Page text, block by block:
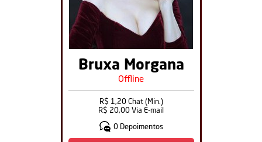
Bruxa Morgana
Offline
R$ 1,20 Chat (Min.)
R$ 20,00 Via E-mail
0 Depoimentos